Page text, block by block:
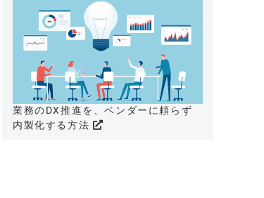
業務のDX推進を、ベンダーに頼らず
内製化する方法